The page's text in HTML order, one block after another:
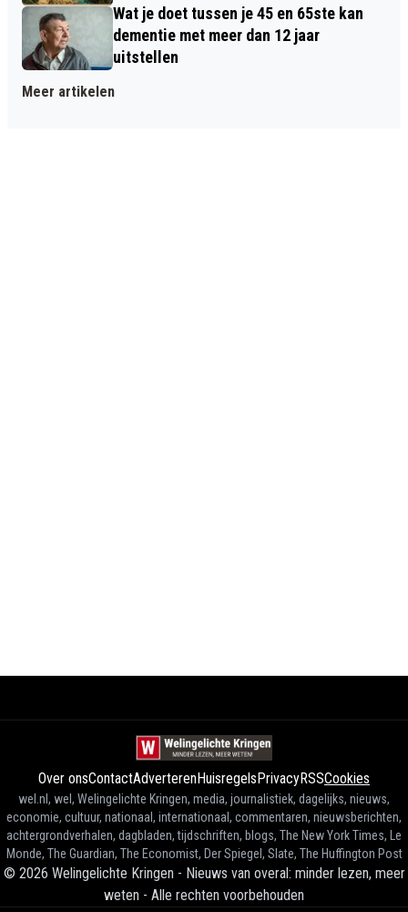
Wat je doet tussen je 45 en 65ste kan
dementie met meer dan 12 jaar
uitstellen
Meer artikelen
Over onsContactAdverterenHuisregelsPrivacyRSSCookies
wel.nl, wel, Welingelichte Kringen, media, journalistiek, dagelijks, nieuws,
economie, cultuur, nationaal, internationaal, commentaren, nieuwsberichten,
achtergrondverhalen, dagbladen, tijdschriften, blogs, The New York Times, Le
Monde, The Guardian, The Economist, Der Spiegel, Slate, The Huffington Post
© 2026 Welingelichte Kringen - Nieuws van overal: minder lezen, meer
weten - Alle rechten voorbehouden